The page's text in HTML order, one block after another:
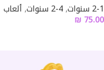
2-1 سنوات ,4-2 سنوات ,ألعاب
₪ 75.00